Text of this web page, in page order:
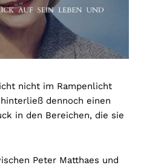
nicht im Rampenlicht
dennoch einen
in den Bereichen, die sie
Peter Matthaes und